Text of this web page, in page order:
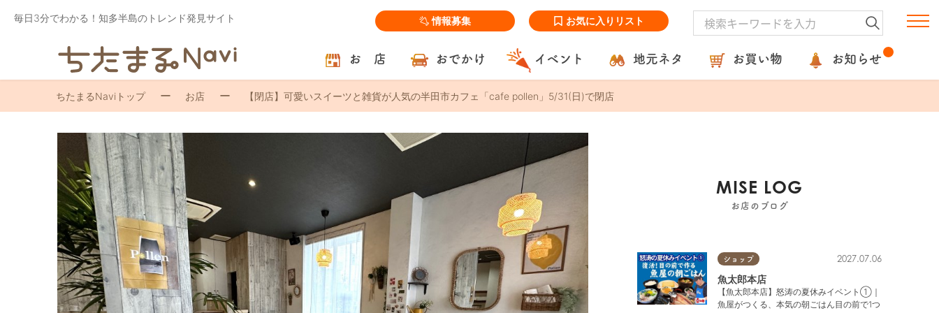
毎日3分でわかる！知多半島のトレンド発見サイト 情報募集 お気に入りリスト
お 店 おでかけ イベント 地元ネタ お買い物 お知らせ
ちたまるNaviトップ お店 【閉店】可愛いスイーツと雑貨が人気の半田市カフェ「cafe pollen」5/31(日)で閉店
MISE LOG
お店のブログ
ショップ 2027.07.06
魚太郎本店
【魚太郎本店】怒涛の夏休みイベント①｜
魚屋がつくる、本気の朝ごはん目の前で1つ